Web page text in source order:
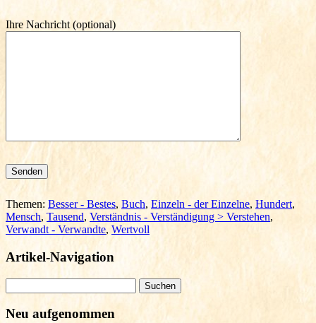
Ihre Nachricht (optional)
Bitte lasse dieses Feld leer.
Themen: Besser - Bestes, Buch, Einzeln - der Einzelne, Hundert,
Mensch, Tausend, Verständnis - Verständigung > Verstehen,
Verwandt - Verwandte, Wertvoll
Artikel-Navigation
nach:
Neu aufgenommen